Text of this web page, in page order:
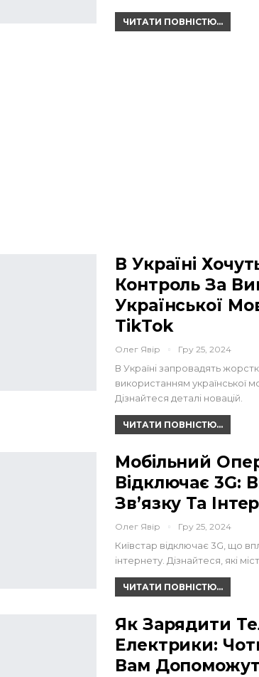
ЧИТАТИ ПОВНІСТЮ...
В Україні
Контроль За
Української
TikTok
Олег Явір Гру 25, 2024
В Україні запровадять
використанням української
Дізнайтеся деталі новацій.
ЧИТАТИ ПОВНІСТЮ...
Мобільний
Відключає 3G:
Зв’язку Та
Олег Явір Гру 25, 2024
Київстар відключає 3G, що
інтернету. Дізнайтеся, які
ЧИТАТИ ПОВНІСТЮ...
Як Зарядити
Електрики:
Вам